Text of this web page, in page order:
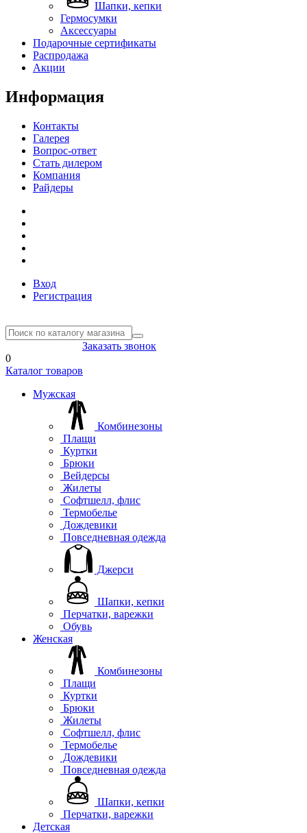
Шапки, кепки
Гермосумки
Аксессуары
Подарочные сертификаты
Распродажа
Акции
Информация
Контакты
Галерея
Вопрос-ответ
Стать дилером
Компания
Райдеры
Вход
Регистрация
Заказать звонок
0
Каталог товаров
Мужская
Комбинезоны
Плащи
Куртки
Брюки
Вейдерсы
Жилеты
Софтшелл, флис
Термобелье
Дождевики
Повседневная одежда
Джерси
Шапки, кепки
Перчатки, варежки
Обувь
Женская
Комбинезоны
Плащи
Куртки
Брюки
Жилеты
Софтшелл, флис
Термобелье
Дождевики
Повседневная одежда
Шапки, кепки
Перчатки, варежки
Детская